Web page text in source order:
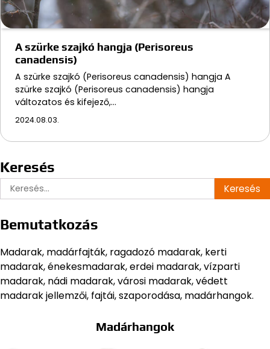
A szürke szajkó hangja (Perisoreus
canadensis)
A szürke szajkó (Perisoreus canadensis) hangja A
szürke szajkó (Perisoreus canadensis) hangja
változatos és kifejező,…
2024.08.03.
Keresés
Keresés:
Bemutatkozás
Madarak, madárfajták, ragadozó madarak, kerti
madarak, énekesmadarak, erdei madarak, vízparti
madarak, nádi madarak, városi madarak, védett
madarak jellemzői, fajtái, szaporodása, madárhangok.
Madárhangok